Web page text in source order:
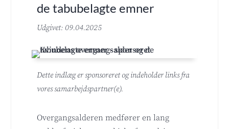
de tabubelagte emner
Udgivet: 09.04.2025
Dette indlæg er sponsoreret og indeholder links fra
vores samarbejdspartner(e).
Overgangsalderen medfører en lang